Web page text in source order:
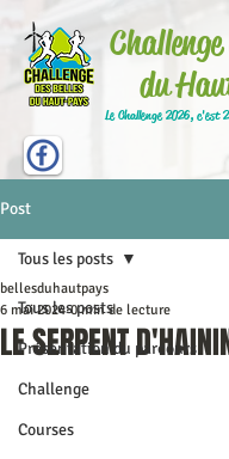
du
Le Challenge 2026,
Post
Tous les posts
Présentation du parcours
Challenge
Courses
Tous les posts
LE SERPENT
bellesduhautpays
6 mai 2024 0 min de lecture